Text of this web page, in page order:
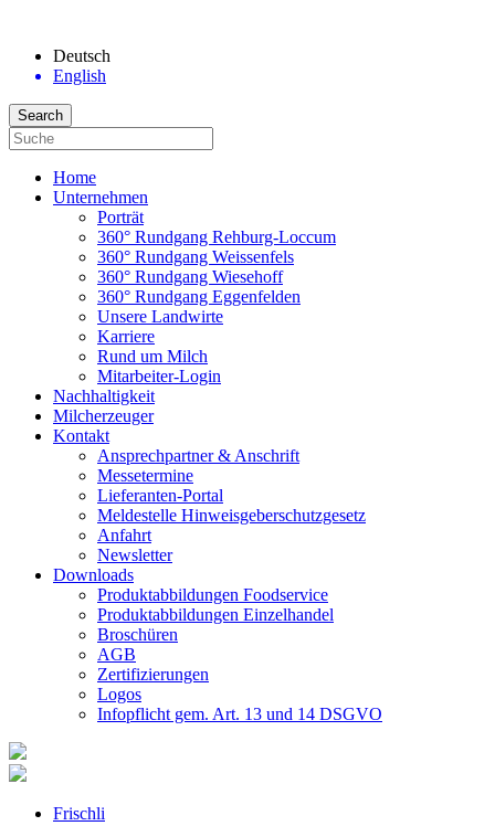
Deutsch
English
Home
Unternehmen
Porträt
360° Rundgang Rehburg-Loccum
360° Rundgang Weissenfels
360° Rundgang Wiesehoff
360° Rundgang Eggenfelden
Unsere Landwirte
Karriere
Rund um Milch
Mitarbeiter-Login
Nachhaltigkeit
Milcherzeuger
Kontakt
Ansprechpartner & Anschrift
Messetermine
Lieferanten-Portal
Meldestelle Hinweisgeberschutzgesetz
Anfahrt
Newsletter
Downloads
Produktabbildungen Foodservice
Produktabbildungen Einzelhandel
Broschüren
AGB
Zertifizierungen
Logos
Infopflicht gem. Art. 13 und 14 DSGVO
Frischli